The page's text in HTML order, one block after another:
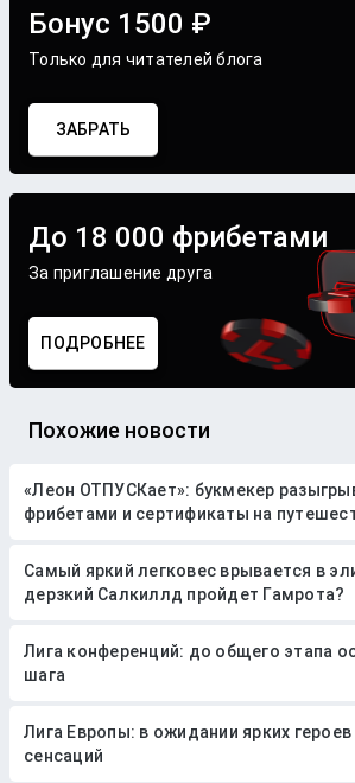
Бонус 1500 ₽
Только для читателей блога
ЗАБРАТЬ
До 18 000 фрибетами
За приглашение друга
ПОДРОБНЕЕ
Похожие новости
«Леон ОТПУСКает»: букмекер
фрибетами и сертификаты на
Самый яркий легковес врывается в
дерзкий Салкиллд пройдет Гамрота?
Лига конференций: до общего этапа
шага
Лига Европы: в ожидании ярких
сенсаций